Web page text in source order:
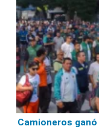
Camioneros ganó